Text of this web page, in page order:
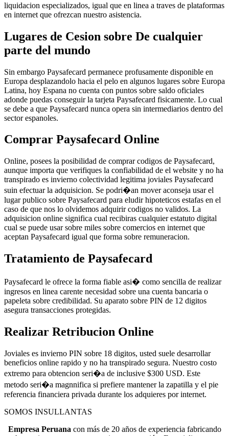
liquidacion especializados, igual que en linea a traves de plataformas
en internet que ofrezcan nuestro asistencia.
Lugares de Cesion sobre De cualquier
parte del mundo
Sin embargo Paysafecard permanece profusamente disponible en
Europa desplazandolo hacia el pelo en algunos lugares sobre Europa
Latina, hoy Espana no cuenta con puntos sobre saldo oficiales
adonde puedas conseguir la tarjeta Paysafecard fisicamente. Lo cual
se debe a que Paysafecard nunca opera sin intermediarios dentro del
sector espanoles.
Comprar Paysafecard Online
Online, posees la posibilidad de comprar codigos de Paysafecard,
aunque importa que verifiques la confiabilidad de el website y no ha
transpirado es invierno colectividad legitima joviales Paysafecard
suin efectuar la adquisicion. Se podri�an mover aconseja usar el
lugar publico sobre Paysafecard para eludir hipoteticos estafas en el
caso de que nos lo olvidemos adquirir codigos no validos. La
adquisicion online significa cual recibiras cualquier estatuto digital
cual se puede usar sobre miles sobre comercios en internet que
aceptan Paysafecard igual que forma sobre remuneracion.
Tratamiento de Paysafecard
Paysafecard le ofrece la forma fiable asi� como sencilla de realizar
ingresos en linea carente necesidad sobre una cuenta bancaria o
papeleta sobre credibilidad. Su aparato sobre PIN de 12 digitos
asegura transacciones protegidas.
Realizar Retribucion Online
Joviales es invierno PIN sobre 18 digitos, usted suele desarrollar
beneficios online rapido y no ha transpirado segura. Nuestro costo
extremo para obtencion seri�a de inclusive $300 USD. Este
metodo seri�a magnnifica si prefiere mantener la zapatilla y el pie
referencia financiera privada durante los adquieres por internet.
SOMOS INSULLANTAS
Empresa Peruana con más de 20 años de experiencia fabricando